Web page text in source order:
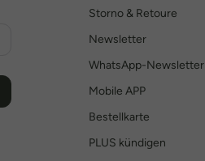
Storno & Retoure
Newsletter
WhatsApp-Newsletter
Mobile APP
Bestellkarte
PLUS kündigen